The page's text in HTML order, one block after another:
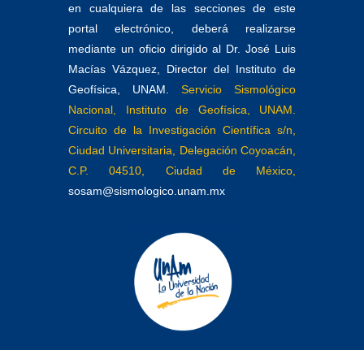
en cualquiera de las secciones de este
portal electrónico, deberá realizarse
mediante un oficio dirigido al Dr. José Luis
Macías Vázquez, Director del Instituto de
Geofísica, UNAM.
Servicio Sismológico
Nacional, Instituto de Geofísica, UNAM.
Circuito de la Investigación Científica s/n,
Ciudad Universitaria, Delegación Coyoacán,
C.P. 04510, Ciudad de México,
sosam@sismologico.unam.mx